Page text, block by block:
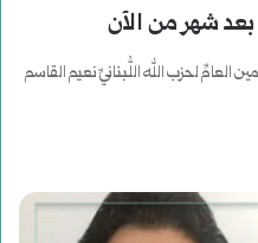
بعد شهر من الآن
العامِّ لحزب الله اللُّبنانيِّ نعيم القاسم